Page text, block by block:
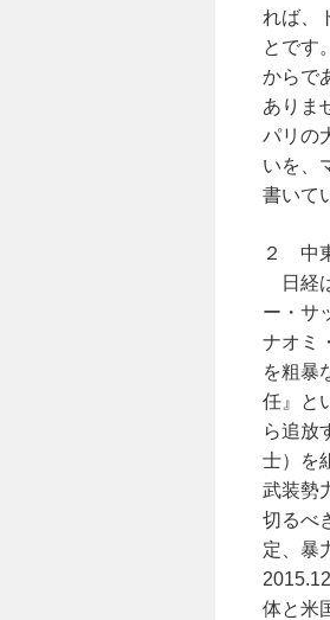
れば、
とです
からで
ありま
パリの
いを、
書いて
２ 中
日経
ー・サ
ナオミ
を粗暴
任』と
ら追放
士）を
武装勢
切るべ
定、暴
体と米